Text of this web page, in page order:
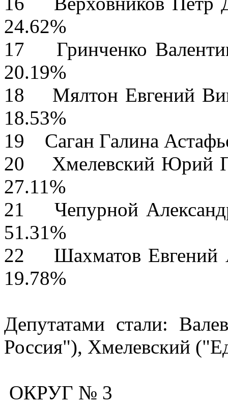
24.62%
17 Гринченко
20.19%
18 Мялтон
18.53%
19 Саган Галина
20 Хмелевский
27.11%
21 Чепурной
51.31%
22 Шахматов
19.78%
Депутатами стали:
Россия"), Хмелевский
ОКРУГ № 3